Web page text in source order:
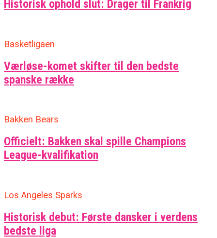
Historisk ophold slut: Drager til Frankrig
Basketligaen
Værløse-komet skifter til den bedste
spanske række
Bakken Bears
Officielt: Bakken skal spille Champions
League-kvalifikation
Los Angeles Sparks
Historisk debut: Første dansker i verdens
bedste liga